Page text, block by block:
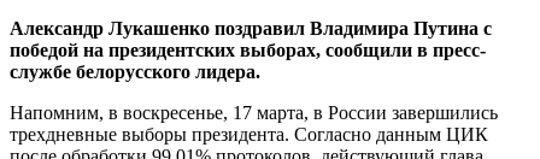
Александр Лукашенко поздравил Владимира Путина с
победой на президентских выборах, сообщили в пресс-
службе белорусского лидера.
Напомним, в воскресенье, 17 марта, в России завершились
трехдневные выборы президента. Согласно данным ЦИК